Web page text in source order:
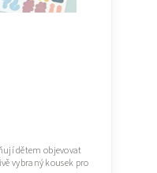
dětem objevovat
vybraný kousek pro